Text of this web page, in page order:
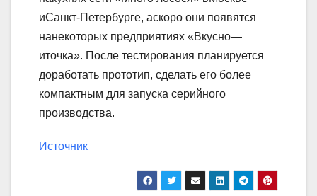
иСанкт-Петербурге, аскоро они появятся
нанекоторых предприятиях «Вкусно—
иточка». После тестирования планируется
доработать прототип, сделать его более
компактным для запуска серийного
производства.
Источник